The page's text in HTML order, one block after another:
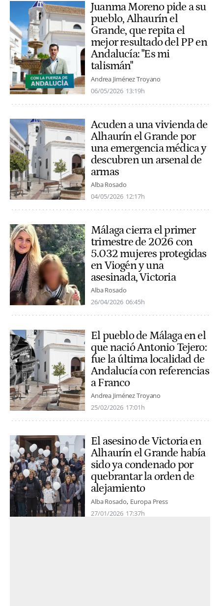
Juanma Moreno pide a su
pueblo, Alhaurín el
Grande, que repita el
mejor resultado del PP en
Andalucía: "Es mi
talismán"
Andrea Jiménez Troyano
06/05/2026 13:19h
Acuden a una vivienda de
Alhaurín el Grande por
una emergencia médica y
descubren un arsenal de
armas
Alba Rosado
04/05/2026 12:17h
Málaga cierra el primer
trimestre de 2026 con
5.032 mujeres protegidas
en Viogén y una
asesinada, Victoria
Alba Rosado
26/04/2026 06:45h
El pueblo de Málaga en el
que nació Antonio Tejero:
fue la última localidad de
Andalucía con referencias
a Franco
Andrea Jiménez Troyano
25/02/2026 17:01h
El asesino de Victoria en
Alhaurín el Grande había
sido ya condenado por
quebrantar la orden de
alejamiento
Alba Rosado Europa Press
27/01/2026 17:37h